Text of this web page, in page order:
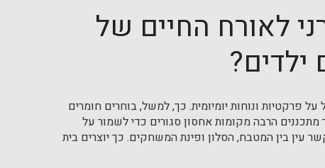
לאורח החיים של
פרקטיות ונוחות יומיומית. כך, למשל, בוחרים חומרים
מתכננים הרבה מקומות אחסון סגורים כדי לשמור על
בין המטבח, הסלון ופינת המשחקים. כך יוצרים בית